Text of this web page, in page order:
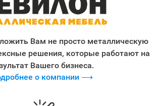
Вам не просто металлическую
решения, которые работают на
Вашего бизнеса.
о компании ⟶